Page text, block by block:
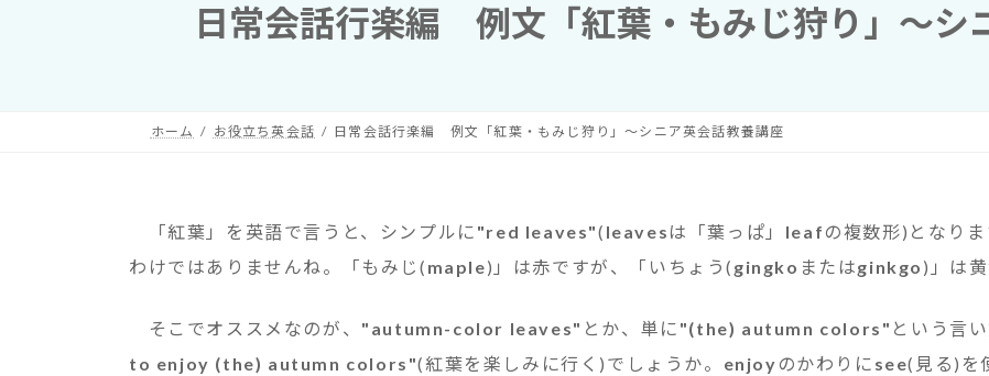
日常会話行楽編 例文「紅葉・もみじ狩り」～シ
ホーム お役立ち英会話 日常会話行楽編 例文「紅葉・もみじ狩り」～シニア英会話教養講座
「紅葉」を英語で言うと、シンプルに "red leaves"( leaves は「葉っぱ」 leaf の複数形)となり
わけではありませんね。「もみじ( maple)」は赤ですが、「いちょう( gingko またはginkgo )」は
そこでオススメなのが、 "autumn-color leaves" とか、単に "(the) autumn colors" という言
to enjoy (the) autumn colors"(紅葉を楽しみに行く)でしょうか。 enjoy のかわりに see(見る)を